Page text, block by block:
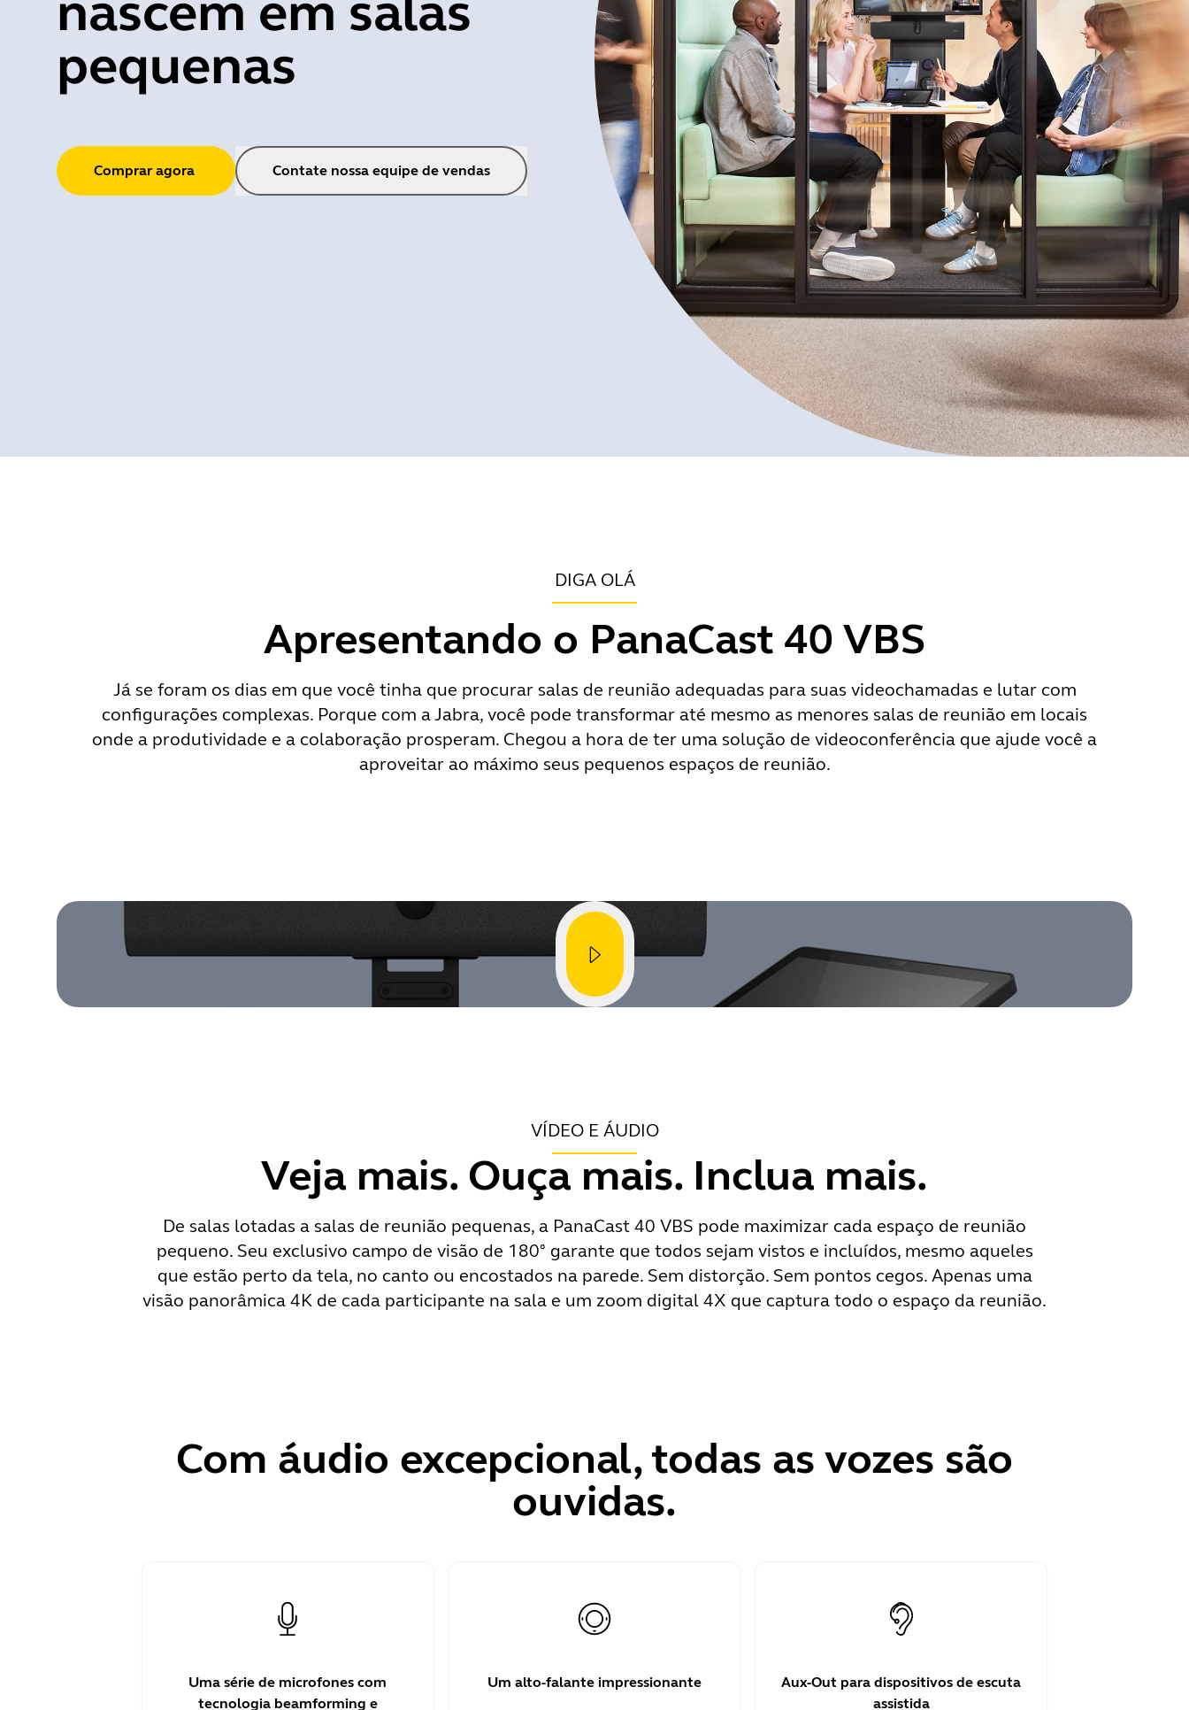
pequenas
Comprar agora Contate nossa equipe de vendas
DIGA OLÁ
Apresentando o PanaCast 40 VBS
Já se foram os dias em que você tinha que procurar salas de reunião adequadas para suas videochamadas e lutar com
configurações complexas. Porque com a Jabra, você pode transformar até mesmo as menores salas de reunião em locais
onde a produtividade e a colaboração prosperam. Chegou a hora de ter uma solução de videoconferência que ajude você a
aproveitar ao máximo seus pequenos espaços de reunião.
VÍDEO E ÁUDIO
Veja mais. Ouça mais. Inclua mais.
De salas lotadas a salas de reunião pequenas, a PanaCast 40 VBS pode maximizar cada espaço de reunião
pequeno. Seu exclusivo campo de visão de 180° garante que todos sejam vistos e incluídos, mesmo aqueles
que estão perto da tela, no canto ou encostados na parede. Sem distorção. Sem pontos cegos. Apenas uma
visão panorâmica 4K de cada participante na sala e um zoom digital 4X que captura todo o espaço da reunião.
Com áudio excepcional, todas as vozes são
ouvidas.
Uma série de microfones com
tecnologia beamforming e
Um alto-falante impressionante
Aux-Out para dispositivos de escuta
assistida